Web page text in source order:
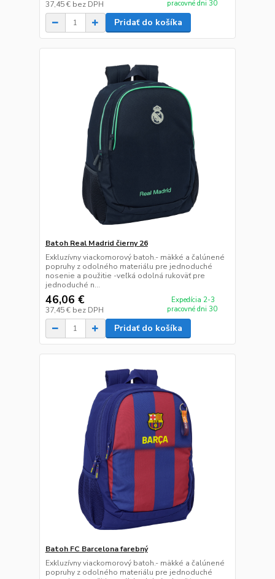
37,45 € bez DPH
pracovné dni 30
Pridať do košíka
Batoh Real Madrid čierny 26
Exkluzívny viackomorový batoh.- mäkké a čalúnené
popruhy z odolného materiálu pre jednoduché
nosenie a použitie -veľká odolná rukoväť pre
jednoduché n...
46,06 €
37,45 € bez DPH
Expedícia 2-3
pracovné dni 30
Pridať do košíka
Batoh FC Barcelona farebný
Exkluzívny viackomorový batoh.- mäkké a čalúnené
popruhy z odolného materiálu pre jednoduché